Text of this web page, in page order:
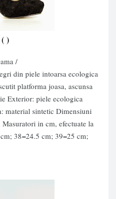
( )
/
din piele intoarsa ecologica
platforma joasa, ascunsa
Exterior: piele ecologica
material sintetic Dimensiuni
in cm, efectuate la
38=24.5 cm; 39=25 cm;